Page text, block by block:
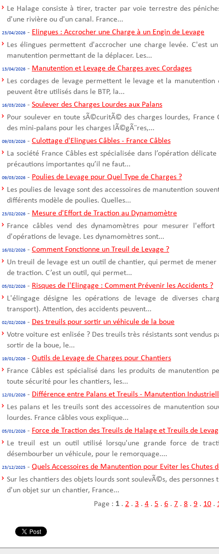
Le Halage consiste à tirer, tracter par voie terrestre des
d'une rivière ou d'un canal. France...
23/04/2026 - Elingues : Accrocher une Charge à un Engin de Levage
Les élingues permettent d'accrocher une charge levée. C'est
manutention permettant de la déplacer. Les...
13/04/2026 - Manutention et Levage de Charges avec Cordages
Les cordages de levage permettent le levage et la manutention
peuvent être utilisés dans le BTP, la...
16/03/2026 - Soulever des Charges Lourdes aux Palans
Pour soulever en toute sÃ©curitÃ© des charges lourdes, France
des mini-palans pour les charges lÃ©gÃ¨res,...
09/03/2026 - Culottage d'Elingues Câbles - France Câbles
La société France Câbles est spécialisée dans l’opération
précautions importantes qu’il ne faut...
09/03/2026 - Poulies de Levage pour Quel Type de Charges ?
Les poulies de levage sont des accessoires de manutention
différents modèle de poulies. Quelles...
23/02/2026 - Mesure d'Effort de Traction au Dynamomètre
France câbles vend des dynamomètres pour mesurer
d'opérations de levage. Les dynamomètres sont...
16/02/2026 - Comment Fonctionne un Treuil de Levage ?
Un treuil de levage est un outil de chantier, qui permet de
de traction. C’est un outil, qui permet...
05/02/2026 - Risques de l'Elingage : Comment Prévenir les Accidents ?
L'élingage désigne les opérations de levage de diverses
transport). Attention, des accidents peuvent...
02/02/2026 - Des treuils pour sortir un véhicule de la boue
Votre voiture est enlisée ? Des treuils très résistants sont vendus
sortir de la boue, le...
19/01/2026 - Outils de Levage de Charges pour Chantiers
France Câbles est spécialisé dans les produits de manutention
toute sécurité pour les chantiers, les...
12/01/2026 - Différence entre Palans et Treuils - Manutention
Les palans et les treuils sont des accessoires de manutention
lourdes. France câbles vous explique...
05/01/2026 - Force de Traction des Treuils de Halage et Treuils de
Le treuil est un outil utilisé lorsqu'une grande force de
désembourber un véhicule, pour le remorquage....
23/12/2025 - Quels Accessoires de Manutention pour Eviter les Chutes
Sur les chantiers des objets lourds sont soulevÃ©s, des
d'un objet sur un chantier, France...
Page : 1 . 2 . 3 . 4 . 5 . 6 . 7 . 8 . 9 . 10 .